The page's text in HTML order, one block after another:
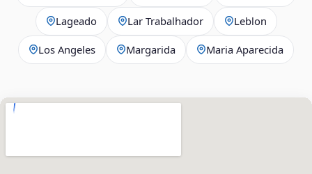
Lageado Lar Trabalhador Leblon
Los Angeles Margarida Maria Aparecida